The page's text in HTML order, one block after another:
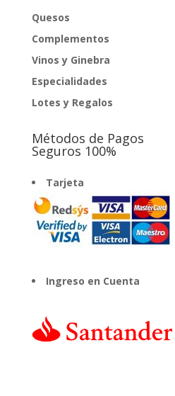
Quesos
Complementos
Vinos y Ginebra
Especialidades
Lotes y Regalos
Métodos de Pagos
Seguros 100%
Tarjeta
Ingreso en Cuenta